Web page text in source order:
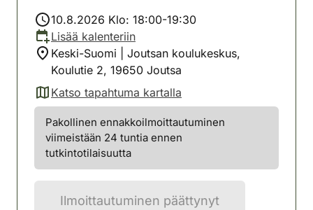
10.8.2026 Klo: 18:00-19:30
Lisää kalenteriin
Keski-Suomi | Joutsan koulukeskus,
Koulutie 2, 19650 Joutsa
Katso tapahtuma kartalla
(avautuu uuteen välilehteen)
Pakollinen ennakkoilmoittautuminen
viimeistään 24 tuntia ennen
tutkintotilaisuutta
Ilmoittautuminen päättynyt